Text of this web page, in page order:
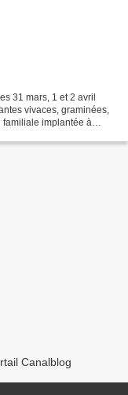
31 mars, 1 et 2 avril
vivaces, graminées,
familiale implantée à
Canalblog